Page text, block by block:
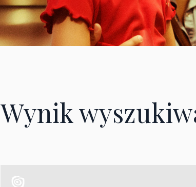
Wynik